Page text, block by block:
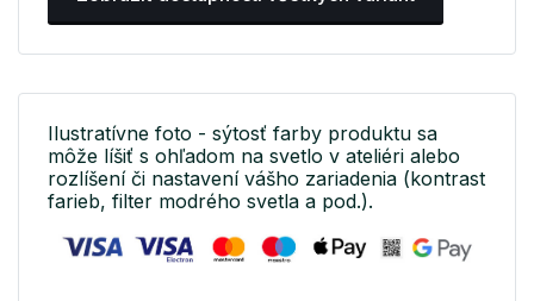
Ilustratívne foto - sýtosť farby produktu sa
môže líšiť s ohľadom na svetlo v ateliéri alebo
rozlíšení či nastavení vášho zariadenia (kontrast
farieb, filter modrého svetla a pod.).